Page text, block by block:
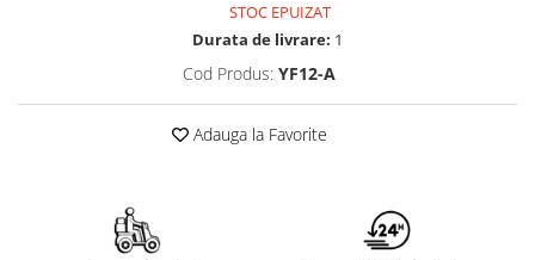
STOC EPUIZAT
Durata de livrare: 1
Cod Produs: YF12-A
Adauga la Favorite